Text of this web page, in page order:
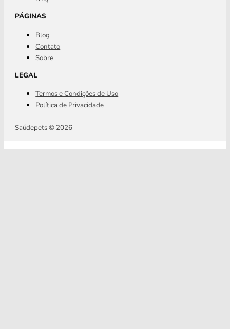
PÁGINAS
Blog
Contato
Sobre
LEGAL
Termos e Condições de Uso
Política de Privacidade
Saúdepets © 2026